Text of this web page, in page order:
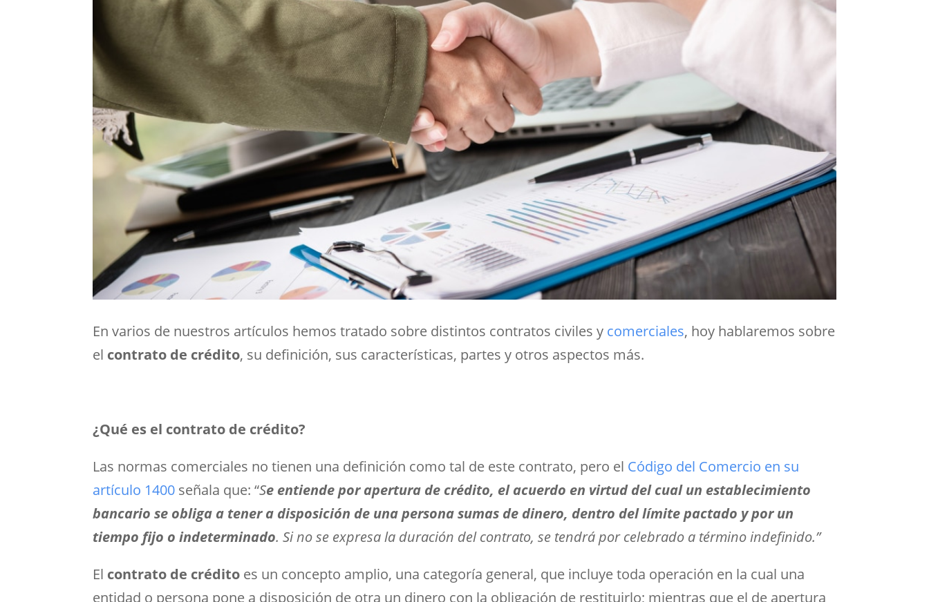
En varios de nuestros artículos hemos tratado sobre distintos contratos civiles y comerciales, hoy hablaremos sobre
el contrato de crédito, su definición, sus características, partes y otros aspectos más.
¿Qué es el contrato de crédito?
Las normas comerciales no tienen una definición como tal de este contrato, pero el Código del Comercio en su
artículo 1400 señala que: “Se entiende por apertura de crédito, el acuerdo en virtud del cual un establecimiento
bancario se obliga a tener a disposición de una persona sumas de dinero, dentro del límite pactado y por un
tiempo fijo o indeterminado. Si no se expresa la duración del contrato, se tendrá por celebrado a término indefinido.”
El contrato de crédito es un concepto amplio, una categoría general, que incluye toda operación en la cual una
entidad o persona pone a disposición de otra un dinero con la obligación de restituirlo; mientras que el de apertura